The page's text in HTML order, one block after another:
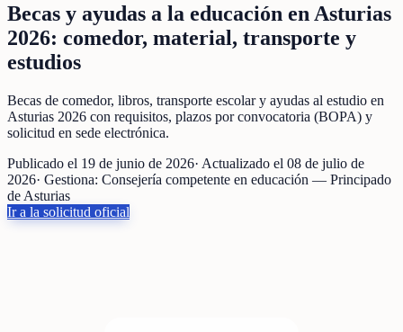
Becas y ayudas a la educación en Asturias
2026: comedor, material, transporte y
estudios
Becas de comedor, libros, transporte escolar y ayudas al estudio en
Asturias 2026 con requisitos, plazos por convocatoria (BOPA) y
solicitud en sede electrónica.
Publicado el 19 de junio de 2026· Actualizado el 08 de julio de
2026· Gestiona: Consejería competente en educación — Principado
de Asturias
Ir a la solicitud oficial